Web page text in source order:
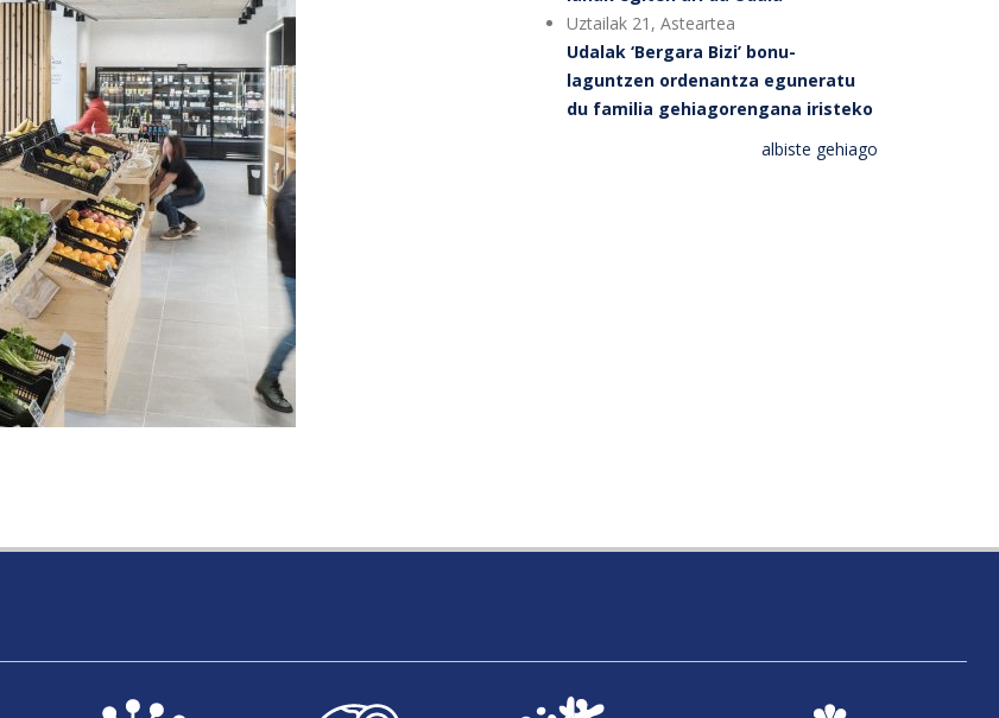
Uztailak 21, Asteartea
Udalak ‘Bergara Bizi’ bonu-
laguntzen ordenantza eguneratu
du familia gehiagorengana iristeko
albiste gehiago